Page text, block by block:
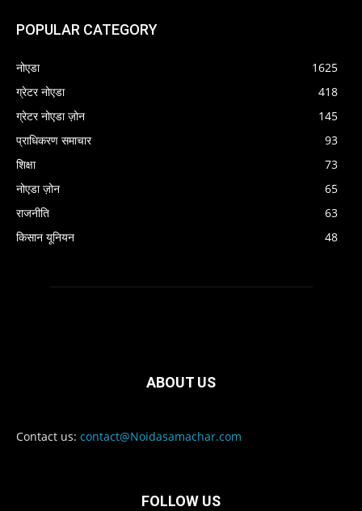
POPULAR CATEGORY
नोएडा
1625
ग्रेटर नोएडा
418
ग्रेटर नोएडा ज़ोन
145
प्राधिकरण समाचार
93
शिक्षा
73
नोएडा ज़ोन
65
राजनीति
63
किसान यूनियन
48
ABOUT US
Contact us: contact@Noidasamachar.com
FOLLOW US